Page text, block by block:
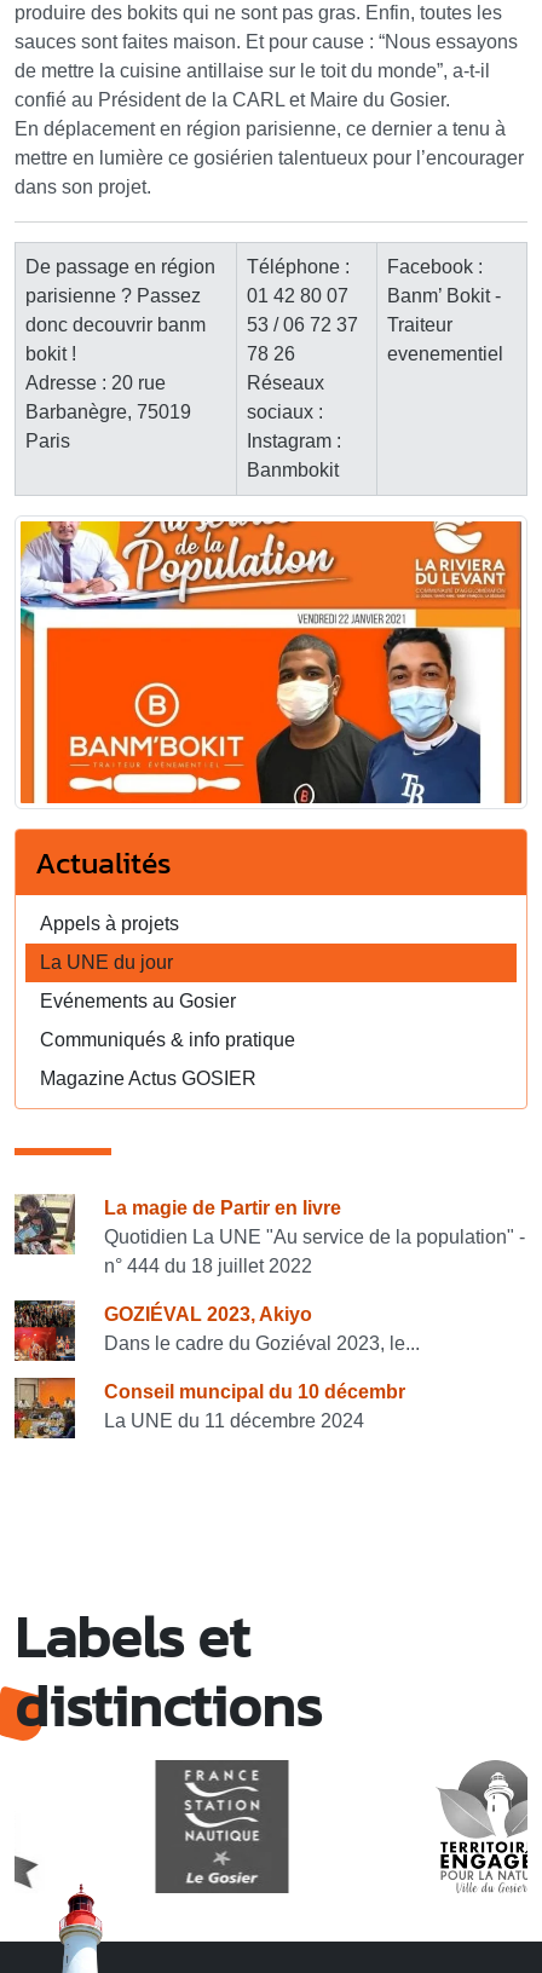
produire des bokits qui ne sont pas gras. Enfin, toutes les
sauces sont faites maison. Et pour cause : “Nous essayons
de mettre la cuisine antillaise sur le toit du monde”, a-t-il
confié au Président de la CARL et Maire du Gosier.
En déplacement en région parisienne, ce dernier a tenu à
mettre en lumière ce gosiérien talentueux pour l’encourager
dans son projet.
De passage en région
parisienne ? Passez
donc decouvrir banm
bokit !
Adresse : 20 rue
Barbanègre, 75019
Paris
Téléphone :
01 42 80 07
53 / 06 72 37
78 26
Réseaux
sociaux :
Instagram :
Banmbokit
Facebook :
Banm’ Bokit -
Traiteur
evenementiel
Actualités
Appels à projets
La UNE du jour
Evénements au Gosier
Communiqués & info pratique
Magazine Actus GOSIER
Consulter également
La magie de Partir en livre
Quotidien La UNE "Au service de la population" -
n° 444 du 18 juillet 2022
GOZIÉVAL 2023, Akiyo
Dans le cadre du Goziéval 2023, le...
Conseil muncipal du 10 décembr
La UNE du 11 décembre 2024
Labels et
distinctions